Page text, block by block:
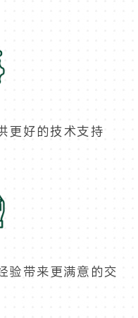
更好的技术支持
验带来更满意的交